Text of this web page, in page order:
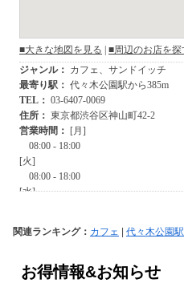
関連ランキング： カフェ 代々木公園駅
お得情報&お知らせ